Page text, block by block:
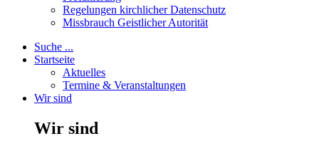
Regelungen kirchlicher Datenschutz
Missbrauch Geistlicher Autorität
Suche ...
Startseite
Aktuelles
Termine & Veranstaltungen
Wir sind
Wir sind